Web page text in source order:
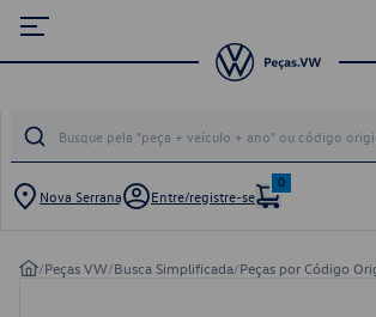
Nova Serrana Entre/registre-se
0
/Peças VW/Busca Simplificada/Peças por Código